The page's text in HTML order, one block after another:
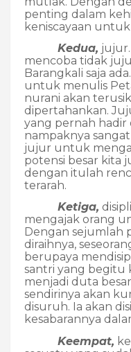
penting dalam
keniscayaan
Kedua, jujur.
mencoba tidak
Barangkali saja
untuk menulis
nurani akan
dipertahankan.
yang pernah hadir
nampaknya
jujur untuk
potensi besar kita
dengan itulah
terarah.
Ketiga,
mengajak orang
Dengan sejumlah
diraihnya,
berupaya
santri yang
menjadi duta
sendirinya akan
disuruh. Ia akan
kesabarannya
Keempat,